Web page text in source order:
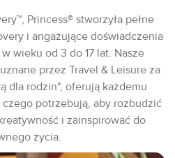
Princess® stworzyła pełne
i angażujące doświadczenia
wieku od 3 do 17 lat. Nasze
przez Travel & Leisure za
dla rodzin", oferują każdemu
potrzebują, aby rozbudzić
i zainspirować do
życia.